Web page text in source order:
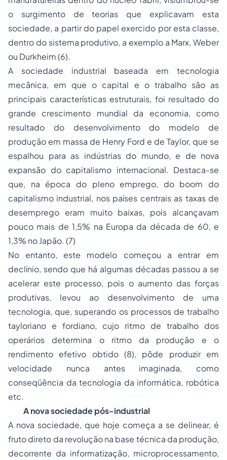
o surgimento de teorias que explicavam esta
sociedade, a partir do papel exercido por esta classe,
dentro do sistema produtivo, a exemplo a Marx, Weber
ou Durkheim (6).
A sociedade industrial baseada em tecnologia
mecânica, em que o capital e o trabalho são as
principais características estruturais, foi resultado do
grande crescimento mundial da economia, como
resultado do desenvolvimento do modelo de
produção em massa de Henry Ford e de Taylor, que se
espalhou para as indústrias do mundo, e de nova
expansão do capitalismo internacional. Destaca-se
que, na época do pleno emprego, do boom do
capitalismo industrial, nos países centrais as taxas de
desemprego eram muito baixas, pois alcançavam
pouco mais de 1,5% na Europa da década de 60, e
1,3% no Japão. (7)
No entanto, este modelo começou a entrar em
declínio, sendo que há algumas décadas passou a se
acelerar este processo, pois o aumento das forças
produtivas, levou ao desenvolvimento de uma
tecnologia, que, superando os processos de trabalho
tayloriano e fordiano, cujo ritmo de trabalho dos
operários determina o ritmo da produção e o
rendimento efetivo obtido (8), pôde produzir em
velocidade nunca antes imaginada, como
conseqüência da tecnologia da informática, robótica
etc.
A nova sociedade pós-industrial
A nova sociedade, que hoje começa a se delinear, é
fruto direto da revolução na base técnica da produção,
decorrente da informatização, microprocessamento,